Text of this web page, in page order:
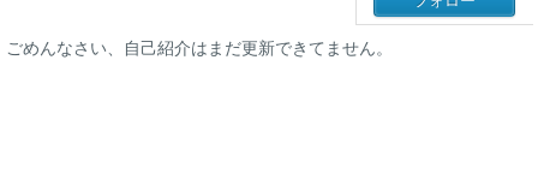
ごめんなさい、自己紹介はまだ更新できてません。